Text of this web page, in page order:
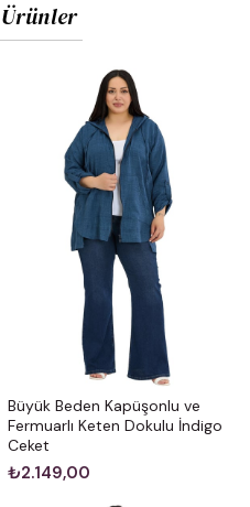
Büyük Beden Kapüşonlu ve
Fermuarlı Keten Dokulu İndigo
Ceket
₺2.149,00